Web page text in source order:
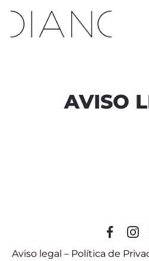
AVISO
Aviso legal – Política de